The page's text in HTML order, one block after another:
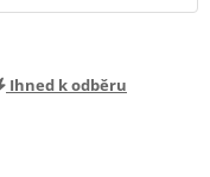
Ihned k odběru